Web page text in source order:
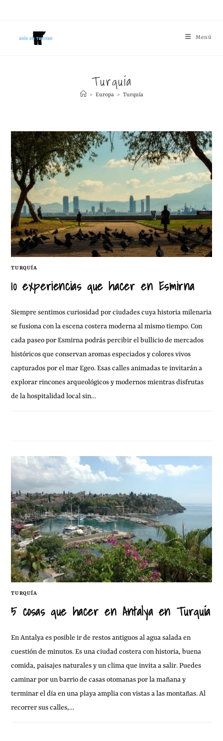
Menú
Turquía
> Europa > Turquía
TURQUÍA
10 experiencias que hacer en Esmirna
Siempre sentimos curiosidad por ciudades cuya historia milenaria
se fusiona con la escena costera moderna al mismo tiempo. Con
cada paseo por Esmirna podrás percibir el bullicio de mercados
históricos que conservan aromas especiados y colores vivos
capturados por el mar Egeo. Esas calles animadas te invitarán a
explorar rincones arqueológicos y modernos mientras disfrutas
de la hospitalidad local sin…
TURQUÍA
5 cosas que hacer en Antalya en Turquía
En Antalya es posible ir de restos antiguos al agua salada en
cuestión de minutos. Es una ciudad costera con historia, buena
comida, paisajes naturales y un clima que invita a salir. Puedes
caminar por un barrio de casas otomanas por la mañana y
terminar el día en una playa amplia con vistas a las montañas. Al
recorrer sus calles,…